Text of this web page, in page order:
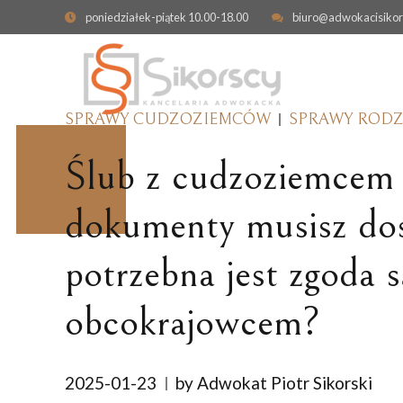
poniedziałek-piątek 10.00-18.00
OBRONA W SPRAWIE KARNEJ
PRZESTĘPSTWA GOSPODARCZE
CYBERPRZESTĘPSTWA
KONTRAKTOWA
ODSZKODOWANIE I
ZADOŚĆUCZYNIENIE
SPRAWY CUDZOZIEMCÓW SPRAWY
Ślub z
dokumenty musisz
potrzebna jest zgoda
obcokrajowcem?
2025-01-23 by Adwokat Piotr Sikorski